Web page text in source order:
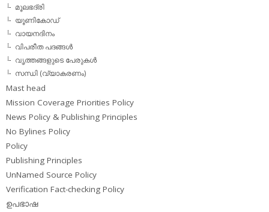
മൂലഭദ്രി
യൂണികോഡ്
വായനദിനം
വിപരീത പദങ്ങള്‍
വൃത്തങ്ങളുടെ പേരുകള്‍
സന്ധി (വ്യാകരണം)
Mast head
Mission Coverage Priorities Policy
News Policy & Publishing Principles
No Bylines Policy
Policy
Publishing Principles
UnNamed Source Policy
Verification Fact-checking Policy
ഉപഭാഷ